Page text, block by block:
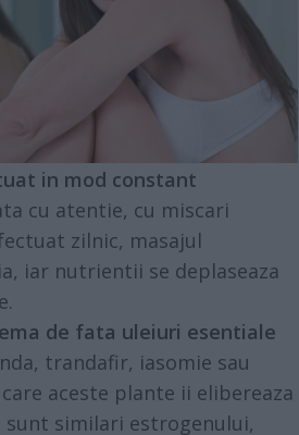
in mod constant
cu atentie, cu miscari
zilnic, masajul
iar nutrientii se deplaseaza
de fata uleiuri esentiale
trandafir, iasomie sau
aceste plante ii elibereaza
sunt similari estrogenului,